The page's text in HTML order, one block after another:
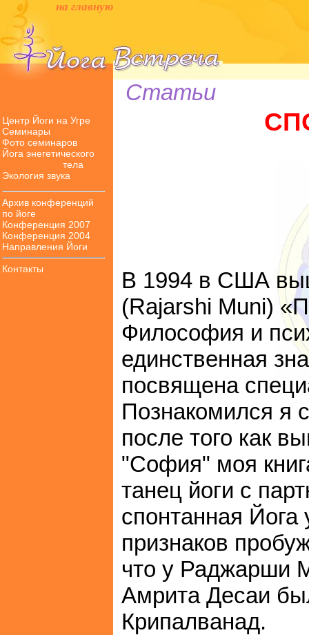
на главную
Центр Йоги на Угре
Семинары
Фото семинаров
Йога энегетического
тела
Экология звука
Архив конференций
по йоге
Конференция 2007
Конференция 2004
Направления Йоги
Контакты
Статьи
В 1994 в США
(Rajarshi Muni)
Философия и
единственная
посвящена
Познакомился я
после того как
"София" моя
танец йоги с
спонтанная Йога
признаков
что у Раджарши
Амрита Десаи
Крипалванад.